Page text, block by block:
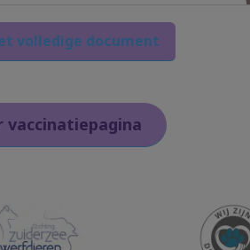
volledige document
vaccinatiepagina